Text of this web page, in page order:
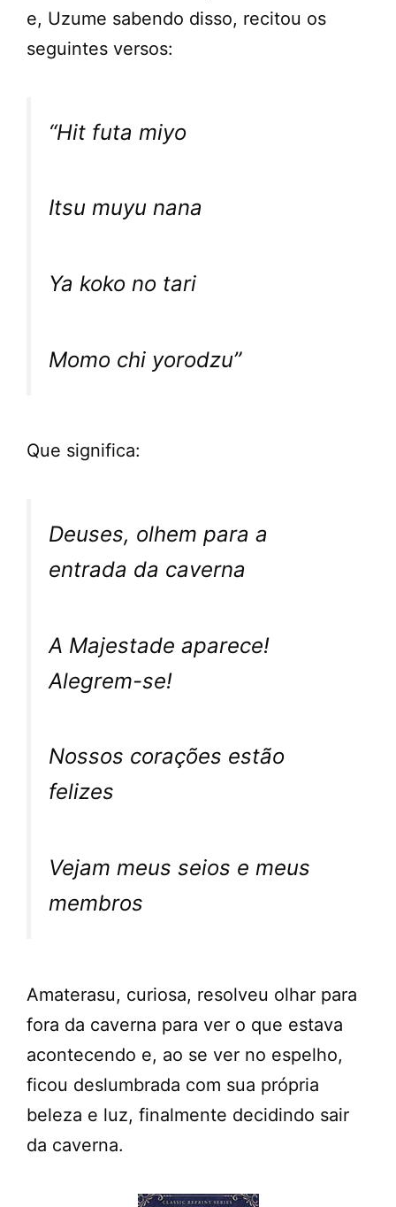
e, Uzume sabendo disso, recitou os
seguintes versos:
“Hit futa miyo
Itsu muyu nana
Ya koko no tari
Momo chi yorodzu”
Que significa:
Deuses, olhem para a
entrada da caverna
A Majestade aparece!
Alegrem-se!
Nossos corações estão
felizes
Vejam meus seios e meus
membros
Amaterasu, curiosa, resolveu olhar para
fora da caverna para ver o que estava
acontecendo e, ao se ver no espelho,
ficou deslumbrada com sua própria
beleza e luz, finalmente decidindo sair
da caverna.